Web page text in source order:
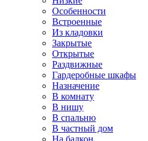
Особенности
Встроенные
Из кладовки
Закрытые
Открытые
Раздвижные
Гардеробные шкафы
Назначение
В комнату
В нишу
В спальню
В частный дом
На балкон